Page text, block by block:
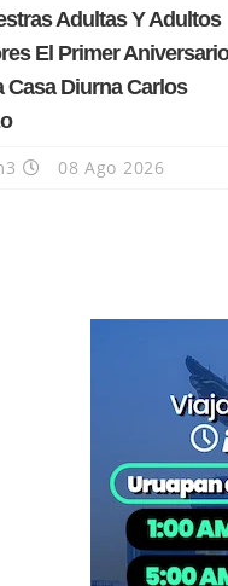
Adultas Y Adultos
El Primer
Casa Diurna Carlos
08 Ago 2026